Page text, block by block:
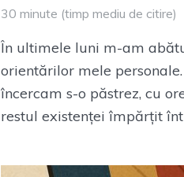
30 minute (timp mediu de citire)
În ultimele luni m-am
orientărilor mele
încercam s-o păstrez, cu
restul existenței împărțit